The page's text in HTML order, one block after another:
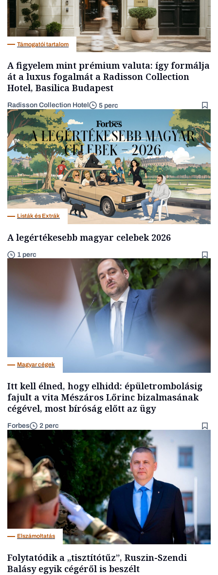
Támogatói tartalom
A figyelem mint prémium valuta: így formálja
át a luxus fogalmát a Radisson Collection
Hotel, Basilica Budapest
Radisson Collection Hotel 5 perc
Listák és Extrák
A legértékesebb magyar celebek 2026
1 perc
Magyar cégek
Itt kell élned, hogy elhidd: épületrombolásig
fajult a vita Mészáros Lőrinc bizalmasának
cégével, most bíróság előtt az ügy
Forbes 2 perc
Elszámoltatás
Folytatódik a „tisztítótűz”, Ruszin-Szendi
Balásy egyik cégéről is beszélt